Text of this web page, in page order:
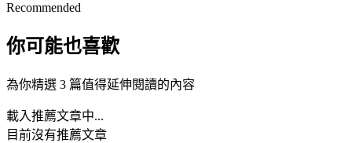
Recommended
你可能也喜歡
為你精選 3 篇值得延伸閱讀的內容
載入推薦文章中...
目前沒有推薦文章